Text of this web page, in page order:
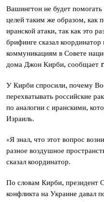
Вашингтон не будет
целей таким же образом, как
иранской атаки, так как это
брифинге сказал координатор
коммуникациям в Совете
дома Джон Кирби,
У Кирби спросили, почему
перехватывать российские
по аналогии с иранскими,
Израиль.
«Я знал, что этот вопрос
разное воздушное
сказал координатор.
По словам Кирби,
конфликта на Украине давал